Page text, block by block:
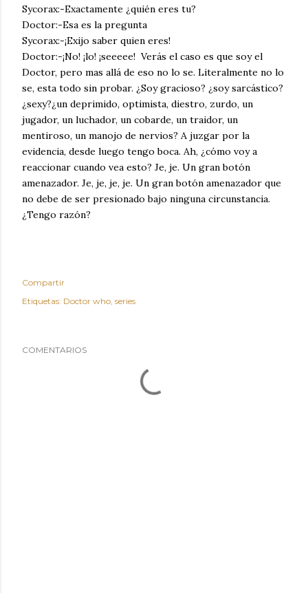
Sycorax:-Exactamente ¿quién eres tu?
Doctor:-Esa es la pregunta
Sycorax:-¡Exijo saber quien eres!
Doctor:-¡No! ¡lo! ¡seeeee! Verás el caso es que soy el
Doctor, pero mas allá de eso no lo se. Literalmente no lo
se, esta todo sin probar. ¿Soy gracioso? ¿soy sarcástico?
¿sexy?¿un deprimido, optimista, diestro, zurdo, un
jugador, un luchador, un cobarde, un traidor, un
mentiroso, un manojo de nervios? A juzgar por la
evidencia, desde luego tengo boca. Ah, ¿cómo voy a
reaccionar cuando vea esto? Je, je. Un gran botón
amenazador. Je, je, je, je. Un gran botón amenazador que
no debe de ser presionado bajo ninguna circunstancia.
¿Tengo razón?
Compartir
Etiquetas: Doctor who series
COMENTARIOS